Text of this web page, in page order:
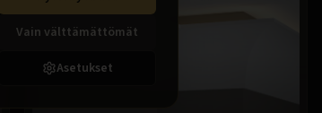
Vain välttämättömät
Asetukset